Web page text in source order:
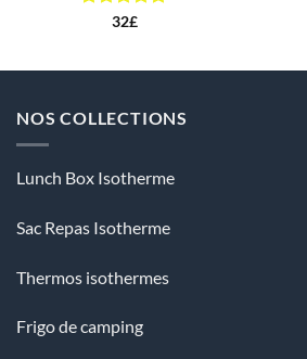
Note5sur
32£
NOS COLLECTIONS
Lunch Box Isotherme
Sac Repas Isotherme
Thermos isothermes
Frigo de camping